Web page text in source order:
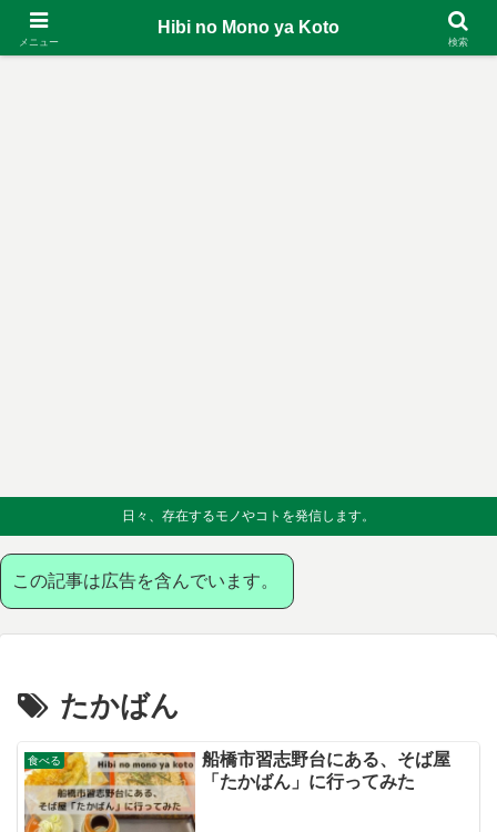
日々、存在するモノやコトを発信します。
この記事は広告を含んでいます。
たかばん
食べる
船橋市習志野台にある、そば屋
「たかばん」に行ってみた
メニュー
Hibi no Mono ya Koto
検索